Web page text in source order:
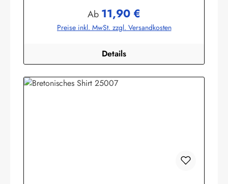
Bekleidungswerk GmbHHeglitzer Str. 1226409
Wittmundinfo@modas-bekleidung.de
Regulärer Preis:
Ab 11,90 €
Preise inkl. MwSt. zzgl. Versandkosten
Details